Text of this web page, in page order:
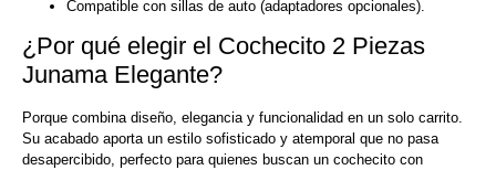
Compatible con sillas de auto (adaptadores opcionales).
¿Por qué elegir el Cochecito 2 Piezas
Junama Elegante?
Porque combina diseño, elegancia y funcionalidad en un solo carrito.
Su acabado aporta un estilo sofisticado y atemporal que no pasa
desapercibido, perfecto para quienes buscan un cochecito con